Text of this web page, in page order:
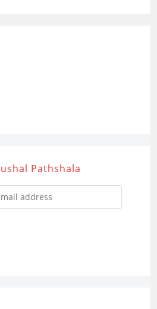
Pathshala